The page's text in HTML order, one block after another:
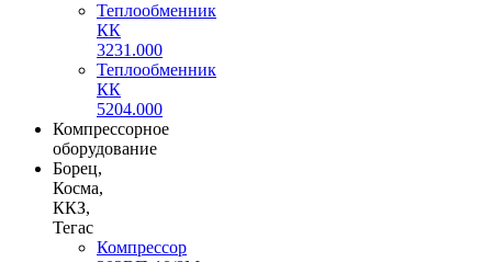
Теплообменник
КК
3231.000
Теплообменник
КК
5204.000
Компрессорное
оборудование
Борец,
Косма,
ККЗ,
Тегас
Компрессор